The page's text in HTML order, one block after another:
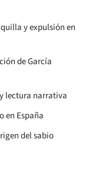
y expulsión en
de García
lectura narrativa
en España
del sabio